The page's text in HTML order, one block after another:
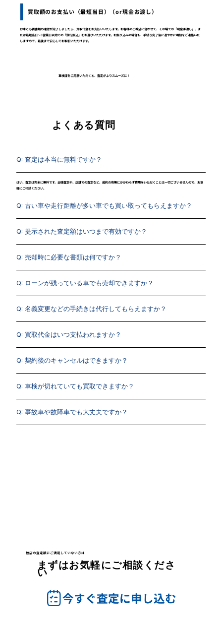
買取額のお支払い（最短当日）（or現金お渡し）
お車と必要書類の確認が完了しましたら、買取代金をお支払いいたします。お客様のご希望に合わせて、その場での「現金手渡し」、ま
たは最短当日〜3営業日以内での「銀行振込」をお選びいただけます。お振り込みの場合も、手続き完了後に速やかに明細をご連絡いた
しますので、最後まで安心してお取引いただけます。
車検証をご用意いただくと、査定がよりスムーズに！
よくある質問
Q: 査定は本当に無料ですか？
​はい、査定は完全に無料です。出張査定や、店舗での査定など、成約の有無にかかわらず費用をいただくことは一切ございませんので、お気
軽にご相談ください。
Q: 古い車や走行距離が多い車でも買い取ってもらえますか？
Q: 提示された査定額はいつまで有効ですか？
Q: 売却時に必要な書類は何ですか？
Q: ローンが残っている車でも売却できますか？
Q: 名義変更などの手続きは代行してもらえますか？
Q: 買取代金はいつ支払われますか？
Q: 契約後のキャンセルはできますか？
Q: 車検が切れていても買取できますか？
Q: 事故車や故障車でも大丈夫ですか？
他店の査定額にご満足していない方は
まずはお気軽にご相談くださ
い
今すぐ査定に申し込む